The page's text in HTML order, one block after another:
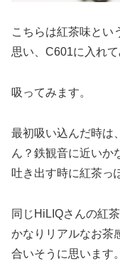
こちらは紅茶味とい
思い、C601に入れて
吸ってみます。
最初吸い込んだ時は
ん？鉄観音に近いか
吐き出す時に紅茶っ
同じHiLIQさんの紅
かなりリアルなお茶
合いそうに思います。